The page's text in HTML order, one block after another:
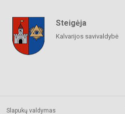
Steigėja
Kalvarijos savivaldybė
Slapukų valdymas